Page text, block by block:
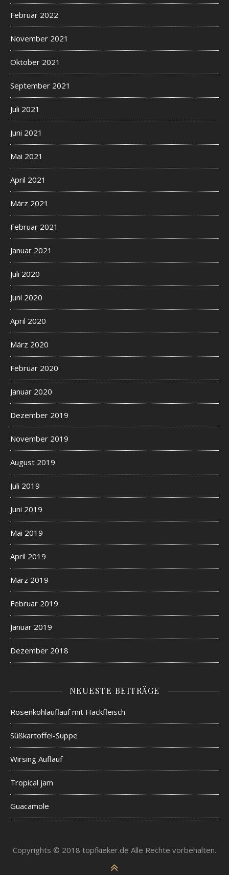
Februar 2022
November 2021
Oktober 2021
September 2021
Juli 2021
Juni 2021
Mai 2021
April 2021
März 2021
Februar 2021
Januar 2021
Juli 2020
Juni 2020
April 2020
März 2020
Februar 2020
Januar 2020
Dezember 2019
November 2019
August 2019
Juli 2019
Juni 2019
Mai 2019
April 2019
März 2019
Februar 2019
Januar 2019
Dezember 2018
NEUESTE BEITRÄGE
Rosenkohlauflauf mit Hackfleisch
Süßkartoffel-Suppe
Wirsing Auflauf
Tropical jam
Guacamole
Copyrights © 2018 topfkieker.de Alle Rechte vorbehalten.